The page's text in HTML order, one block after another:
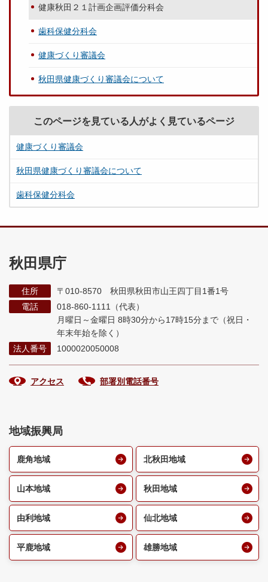
健康秋田２１計画企画評価分科会
歯科保健分科会
健康づくり審議会
秋田県健康づくり審議会について
このページを見ている人がよく見ているページ
健康づくり審議会
秋田県健康づくり審議会について
歯科保健分科会
秋田県庁
住所
〒010-8570 秋田県秋田市山王四丁目1番1号
電話
018-860-1111（代表）
月曜日～金曜日 8時30分から17時15分まで （祝日・
年末年始を除く）
法人番号
1000020050008
アクセス 部署別電話番号
地域振興局
鹿角地域 北秋田地域
山本地域 秋田地域
由利地域 仙北地域
平鹿地域 雄勝地域